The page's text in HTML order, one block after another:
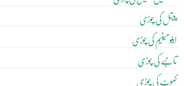
پیتل کی چوڑی
ایلومینیم کی چوڑی
تانبے کی چوڑی
کھوٹ کی چوڑی